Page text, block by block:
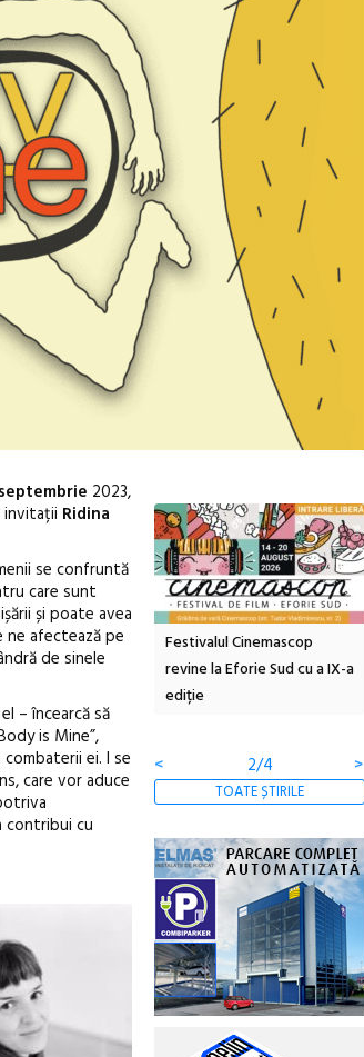
2023,
invitații Ridina
se confruntă
care sunt
și poate avea
ne afectează pe
de sinele
– încearcă să
is Mine”,
ei. I se
care vor aduce
contribui cu
de artă urbană
NOW #5:
Festivalul Cinemascop
revine la Eforie Sud cu a IX-a
ediție
<
2/4 >
TOATE ȘTIRILE